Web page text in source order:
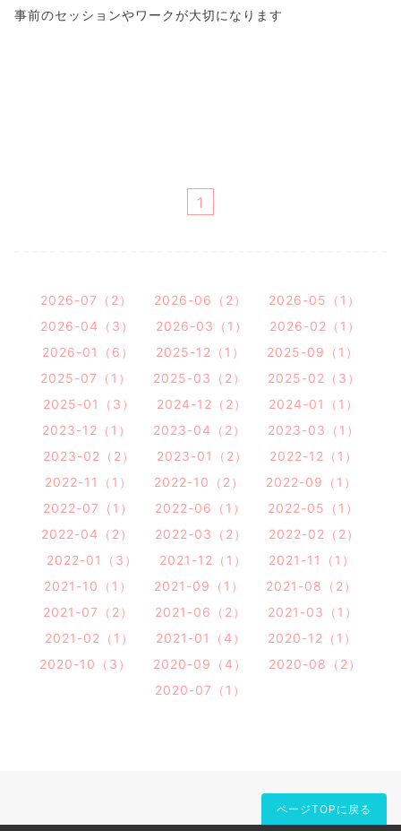
事前のセッションやワークが大切になります
1
2026-07（2） 2026-06（2）
2026-05（1）
2026-04（3）
2026-03（1）
2026-02（1）
2026-01（6）
2025-12（1）
2025-09（1）
2025-07（1）
2025-03（2）
2025-02（3）
2025-01（3）
2024-12（2）
2024-01（1）
2023-12（1）
2023-04（2）
2023-03（1）
2023-02（2）
2023-01（2）
2022-12（1）
2022-11（1）
2022-10（2）
2022-09（1）
2022-07（1）
2022-06（1）
2022-05（1）
2022-04（2）
2022-03（2）
2022-02（2）
2022-01（3）
2021-12（1）
2021-11（1）
2021-10（1）
2021-09（1）
2021-08（2）
2021-07（2）
2021-06（2）
2021-03（1）
2021-02（1）
2021-01（4）
2020-12（1）
2020-10（3）
2020-09（4）
2020-08（2）
2020-07（1）
ページTOPに戻る